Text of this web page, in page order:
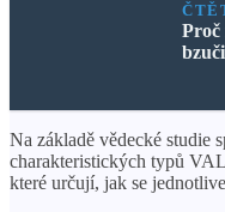
Proč
Na základě vědecké studie
charakteristických typů
které určují, jak se